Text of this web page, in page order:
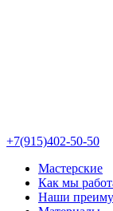
+7(915)402-50-50
Мастерские
Как мы
Наши